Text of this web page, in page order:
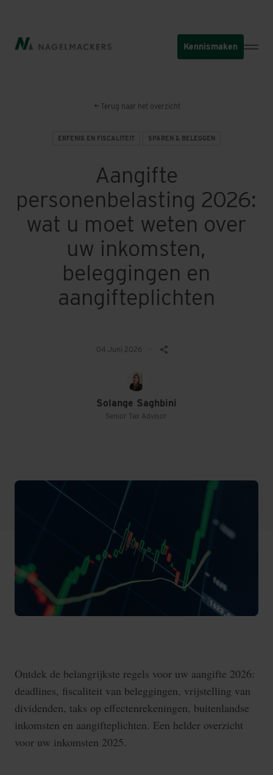
naar
Kennismaken
Terug naar het overzicht
ERFENIS EN FISCALITEIT SPAREN & BELEGGEN
Aangifte
personenbelasting 2026:
wat u moet weten over
uw inkomsten,
beleggingen en
aangifteplichten
04 Juni 2026 -
Solange Saghbini
Senior Tax Advisor
Ontdek de belangrijkste regels voor uw aangifte 2026:
deadlines, fiscaliteit van beleggingen, vrijstelling van
dividenden, taks op effectenrekeningen, buitenlandse
inkomsten en aangifteplichten. Een helder overzicht
voor uw inkomsten 2025.